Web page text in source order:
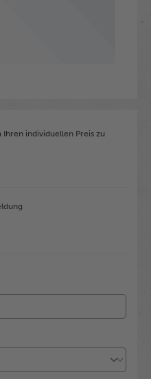
Ihren individuellen Preis zu